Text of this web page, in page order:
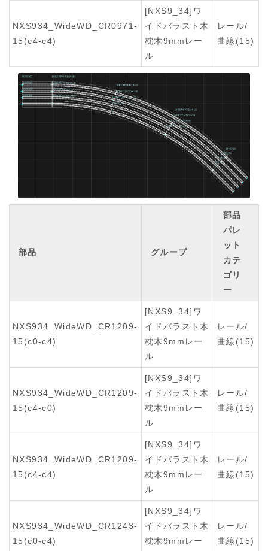
NXS934_WideWD_CR0971-
15(c4-c4)
[NXS9_34]ワ
イドバラスト木
枕木9mmレー
ル
レール/
曲線(15)
部品 グループ
部品
パレ
ット
カテ
ゴリ
ー
NXS934_WideWD_CR1209-
15(c0-c4)
[NXS9_34]ワ
イドバラスト木
枕木9mmレー
ル
レール/
曲線(15)
NXS934_WideWD_CR1209-
15(c4-c0)
[NXS9_34]ワ
イドバラスト木
枕木9mmレー
ル
レール/
曲線(15)
NXS934_WideWD_CR1209-
15(c4-c4)
[NXS9_34]ワ
イドバラスト木
枕木9mmレー
ル
レール/
曲線(15)
NXS934_WideWD_CR1243-
15(c0-c4)
[NXS9_34]ワ
イドバラスト木
枕木9mmレー
レール/
曲線(15)